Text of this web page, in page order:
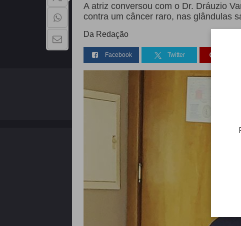
A atriz conversou com o Dr. Dráuzio
contra um câncer raro, nas glândulas
Da Redação
Facebook Twitter